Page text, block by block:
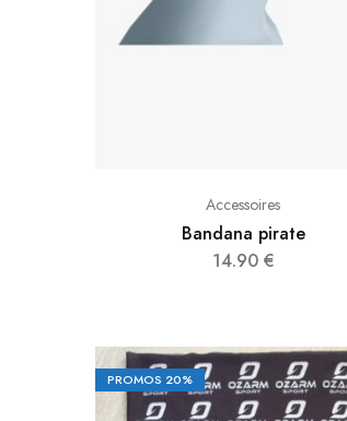
Accessoires
Bandana pirate
14.90 €
PROMOS 20%